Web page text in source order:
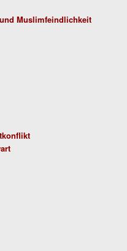
Muslimfeindlichkeit